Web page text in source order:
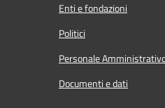
Enti e fondazioni
Politici
Personale
Documenti e dati